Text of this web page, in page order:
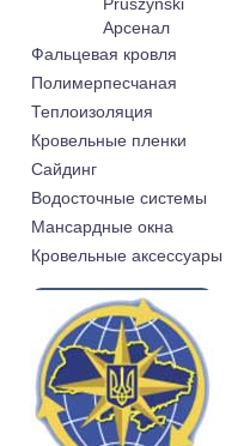
Арсенал
Фальцевая кровля
Полимерпесчаная
Теплоизоляция
Кровельные пленки
Cайдинг
Водосточные системы
Мансардные окна
Кровельные аксессуары